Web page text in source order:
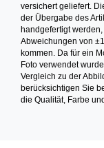
versichert geliefert.
der Übergabe des
handgefertigt
Abweichungen von
kommen. Da für ein
Foto verwendet
Vergleich zu der
berücksichtigen Sie
die Qualität, Farbe